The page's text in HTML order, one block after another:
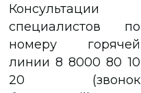
Консультации
специалистов по
номеру горячей
линии 8 8000 80 10
20 (звонок